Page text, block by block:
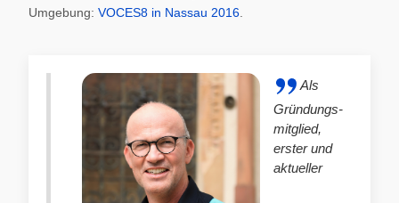
Umgebung: VOCES8 in Nassau 2016
Als
Gründungs-
mitglied,
erster und
aktueller